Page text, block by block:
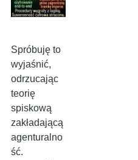
Spróbuję to
wyjaśnić,
odrzucając
teorię
spiskową
zakładającą
agenturalno
ść.